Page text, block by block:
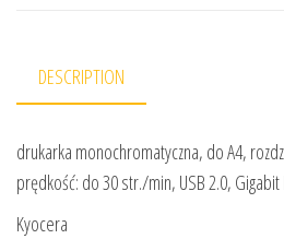
DESCRIPTION
drukarka monochromatyczna, do A4,
prędkość: do 30 str./min, USB 2.0,
Kyocera